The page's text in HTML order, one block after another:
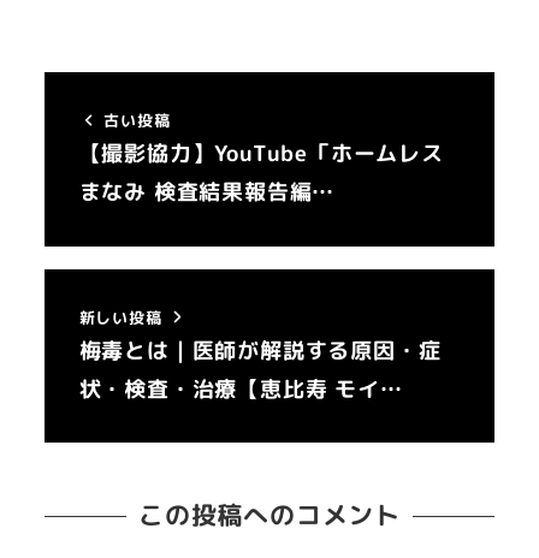
古い投稿
【撮影協力】YouTube「ホームレス
まなみ 検査結果報告編…
新しい投稿
梅毒とは｜医師が解説する原因・症
状・検査・治療【恵比寿 モイ…
この投稿へのコメント